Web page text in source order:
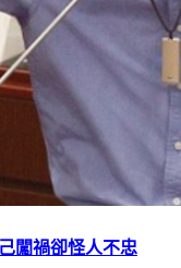
闖禍卻怪人不忠